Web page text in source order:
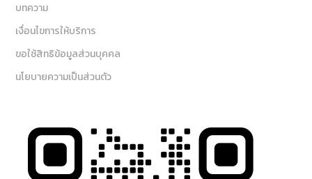
บทความ
เงื่อนไขการให้บริการ
ขอใช้สิทธิข้อมูลส่วนบุคคล
นโยบายความเป็นส่วนตัว